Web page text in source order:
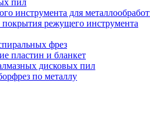
пил
инструмента для
покрытия режущего инструмента
фрез
пластин и бланкет
дисковых пил
по металлу